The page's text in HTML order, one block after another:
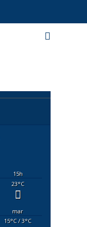
15h
23°C
mar
15°C/ 3°C